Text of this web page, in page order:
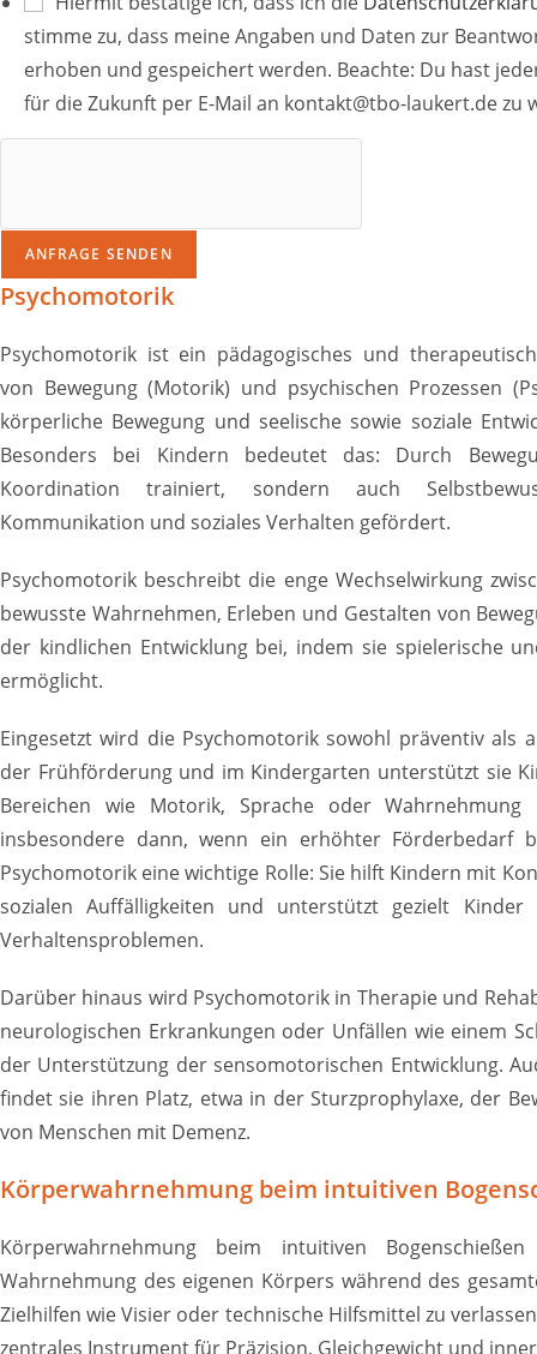
stimme zu, dass meine Angaben und Daten zur
erhoben und gespeichert werden. Beachte: Du hast
für die Zukunft per E-Mail an kontakt@tbo-laukert.dezu
ANFRAGE SENDEN
Psychomotorik
Psychomotorik ist ein pädagogisches und
von Bewegung (Motorik) und psychischen Prozessen
körperliche Bewegung und seelische sowie soziale
Besonders bei Kindern bedeutet das: Durch
Koordination trainiert, sondern auch
Kommunikation und soziales Verhalten gefördert.
Psychomotorik beschreibt die enge Wechselwirkung
bewusste Wahrnehmen, Erleben und Gestalten von
der kindlichen Entwicklung bei, indem sie spielerische
ermöglicht.
Eingesetzt wird die Psychomotorik sowohl präventiv als
der Frühförderung und im Kindergarten unterstützt sie
Bereichen wie Motorik, Sprache oder
insbesondere dann, wenn ein erhöhter Förderbedarf
Psychomotorik eine wichtige Rolle: Sie hilft Kindern mit
sozialen Auffälligkeiten und unterstützt gezielt Kinder
Verhaltensproblemen.
Darüber hinaus wird Psychomotorik in Therapie und
neurologischen Erkrankungen oder Unfällen wie einem
der Unterstützung der sensomotorischen Entwicklung.
findet sie ihren Platz, etwa in der Sturzprophylaxe, der
von Menschen mit Demenz.
Körperwahrnehmung beim intuitiven
Körperwahrnehmung beim intuitiven
Wahrnehmung des eigenen Körpers während des
Zielhilfen wie Visier oder technische Hilfsmittel zu
zentrales Instrument für Präzision, Gleichgewicht und